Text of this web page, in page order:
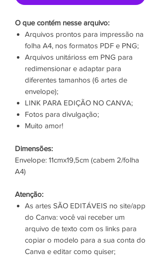
O que contém nesse arquivo:
Arquivos prontos para impressão na
folha A4, nos formatos PDF e PNG;
Arquivos unitárioss em PNG para
redimensionar e adaptar para
diferentes tamanhos (6 artes de
envelope);
LINK PARA EDIÇÃO NO CANVA;
Fotos para divulgação;
Muito amor!
Dimensões:
Envelope: 11cmx19,5cm (cabem 2/folha
A4)
Atenção:
As artes SÃO EDITÁVEIS no site/app
do Canva: você vai receber um
arquivo de texto com os links para
copiar o modelo para a sua conta do
Canva e editar como quiser;